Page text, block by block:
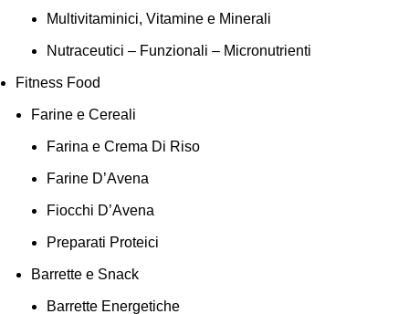
Multivitaminici, Vitamine e Minerali
Nutraceutici – Funzionali – Micronutrienti
Fitness Food
Farine e Cereali
Farina e Crema Di Riso
Farine D’Avena
Fiocchi D’Avena
Preparati Proteici
Barrette e Snack
Barrette Energetiche